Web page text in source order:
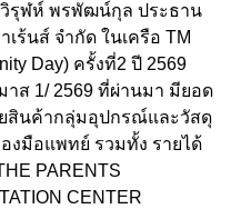
รุฬห์ พรพัฒน์กุล ประธาน
ร้นส์ จำกัด ในเครือ TM
Day) ครั้งที่2 ปี 2569
าส 1/ 2569 ที่ผ่านมา มียอด
สินค้ากลุ่มอุปกรณ์และวัสดุ
งมือแพทย์ รวมทั้ง รายได้
PARENTS
CENTER